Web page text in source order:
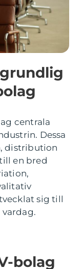
centrala
Dessa
distribution
en bred
sig till
bolag